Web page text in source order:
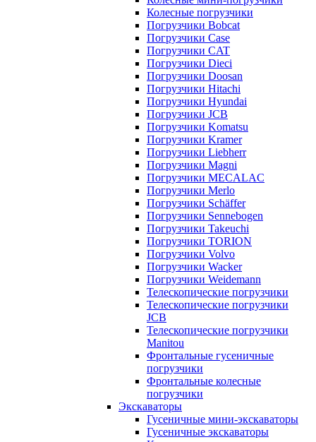
Колесные погрузчики
Погрузчики Bobcat
Погрузчики Case
Погрузчики CAT
Погрузчики Dieci
Погрузчики Doosan
Погрузчики Hitachi
Погрузчики Hyundai
Погрузчики JCB
Погрузчики Komatsu
Погрузчики Kramer
Погрузчики Liebherr
Погрузчики Magni
Погрузчики MECALAC
Погрузчики Merlo
Погрузчики Schäffer
Погрузчики Sennebogen
Погрузчики Takeuchi
Погрузчики TORION
Погрузчики Volvo
Погрузчики Wacker
Погрузчики Weidemann
Телескопические погрузчики
Телескопические погрузчики
JCB
Телескопические погрузчики
Manitou
Фронтальные гусеничные
погрузчики
Фронтальные колесные
погрузчики
Экскаваторы
Гусеничные мини-экскаваторы
Гусеничные экскаваторы